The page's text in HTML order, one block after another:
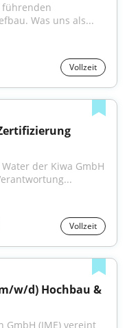
Was uns als...
Vollzeit
der Kiwa GmbH
Vollzeit
w/d) Hochbau &
GmbH (IME) vereint